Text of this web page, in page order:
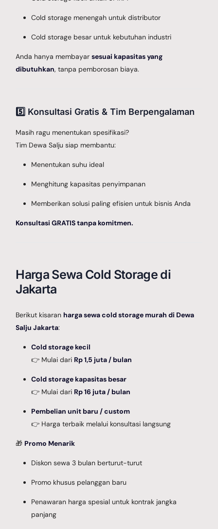
Cold storage menengah untuk distributor
Cold storage besar untuk kebutuhan industri
Anda hanya membayarsesuai kapasitas yang
dibutuhkan, tanpa pemborosan biaya.
5️⃣ Konsultasi Gratis & Tim Berpengalaman
Masih ragu menentukan spesifikasi?
Tim Dewa Salju siap membantu:
Menentukan suhu ideal
Menghitung kapasitas penyimpanan
Memberikan solusi paling efisien untuk bisnis Anda
Konsultasi GRATIS tanpa komitmen.
Harga Sewa Cold Storage di
Jakarta
Berikut kisaran harga sewa cold storage murah di Dewa
Salju Jakarta:
Cold storage kecil
👉 Mulai dari Rp 1,5 juta / bulan
Cold storage kapasitas besar
👉 Mulai dari Rp 16 juta / bulan
Pembelian unit baru / custom
👉 Harga terbaik melalui konsultasi langsung
🎁 Promo Menarik
Diskon sewa 3 bulan berturut-turut
Promo khusus pelanggan baru
Penawaran harga spesial untuk kontrak jangka
panjang